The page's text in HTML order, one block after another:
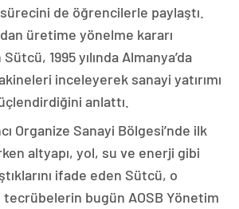
de öğrencilerle paylaştı.
üretime yönelme kararı
1995 yılında Almanya’da
inceleyerek sanayi yatırımı
anlattı.
Organize Sanayi Bölgesi’nde ilk
altyapı, yol, su ve enerji gibi
ifade eden Sütcü, o
tecrübelerin bugün AOSB Yönetim